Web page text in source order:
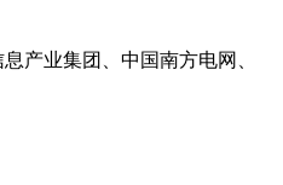
产业集团、中国南方电网、